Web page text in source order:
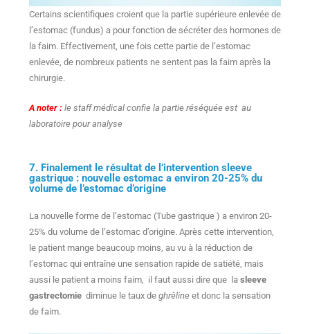
Certains scientifiques croient que la partie supérieure enlevée de
l’estomac (fundus) a pour fonction de sécréter des hormones de
la faim. Effectivement, une fois cette partie de l’estomac
enlevée, de nombreux patients ne sentent pas la faim après la
chirurgie.
A noter : le staff médical confie la partie réséquée est au
laboratoire pour analyse
7. Finalement le résultat de l’intervention sleeve
gastrique : nouvelle estomac a environ 20-25% du
volume de l’estomac d’origine
La nouvelle forme de l’estomac (Tube gastrique ) a environ 20-
25% du volume de l’estomac d’origine. Après cette intervention,
le patient mange beaucoup moins, au vu à la réduction de
l’estomac qui entraîne une sensation rapide de satiété, mais
aussi le patient a moins faim, il faut aussi dire que la sleeve
gastrectomie diminue le taux de ghrêline et donc la sensation
de faim.